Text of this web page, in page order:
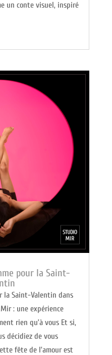
un conte visuel, inspiré
pour la Saint-
la Saint-Valentin dans
: une expérience
rien qu’à vous Et si,
décidiez de vous
fête de l’amour est